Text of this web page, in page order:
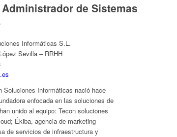
de Sistemas
Informáticas S.L.
Sevilla – RRHH
Soluciones Informáticas nació hace
enfocada en las soluciones de
unido al equipo: Tecon soluciones
Ékiba, agencia de marketing
de servicios de infraestructura y